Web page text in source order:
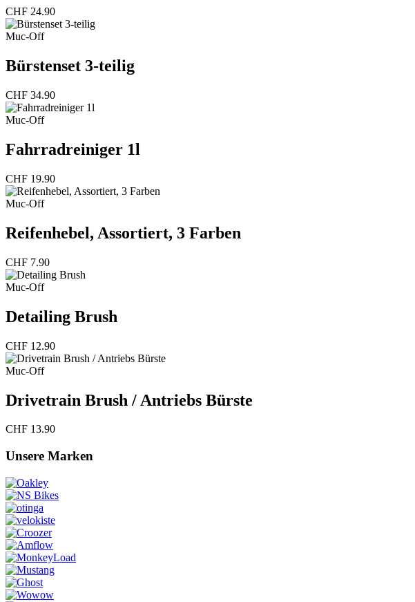
CHF 24.90
Muc-Off
Bürstenset 3-teilig
CHF 34.90
Muc-Off
Fahrradreiniger 1l
CHF 19.90
Muc-Off
Reifenhebel, Assortiert, 3 Farben
CHF 7.90
Muc-Off
Detailing Brush
CHF 12.90
Muc-Off
Drivetrain Brush / Antriebs Bürste
CHF 13.90
Unsere Marken